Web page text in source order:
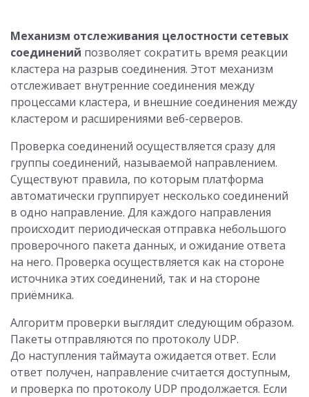
Механизм отслеживания целостности сетевых
соединений позволяет сократить время реакции
кластера на разрыв соединения. Этот механизм
отслеживает внутренние соединения между
процессами кластера, и внешние соединения между
кластером и расширениями веб-серверов.
Проверка соединений осуществляется сразу для
группы соединений, называемой направлением.
Существуют правила, по которым платформа
автоматически группирует несколько соединений
в одно направление. Для каждого направления
происходит периодическая отправка небольшого
проверочного пакета данных, и ожидание ответа
на него. Проверка осуществляется как на стороне
источника этих соединений, так и на стороне
приёмника.
Алгоритм проверки выглядит следующим образом.
Пакеты отправляются по протоколу UDP.
До наступления таймаута ожидается ответ. Если
ответ получен, направление считается доступным,
и проверка по протоколу UDP продолжается. Если